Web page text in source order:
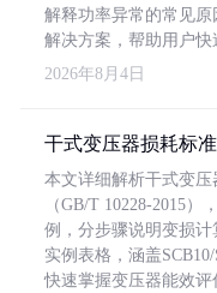
解释功率异常的常见
解决方案，帮助用户快
2026年8月4日
干式变压器损耗标
本文详细解析干式变
（GB/T 10228-2015
例，分步骤说明变损
实例表格，涵盖
快速掌握变压器能效评